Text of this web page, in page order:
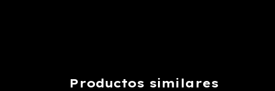
Productos similares